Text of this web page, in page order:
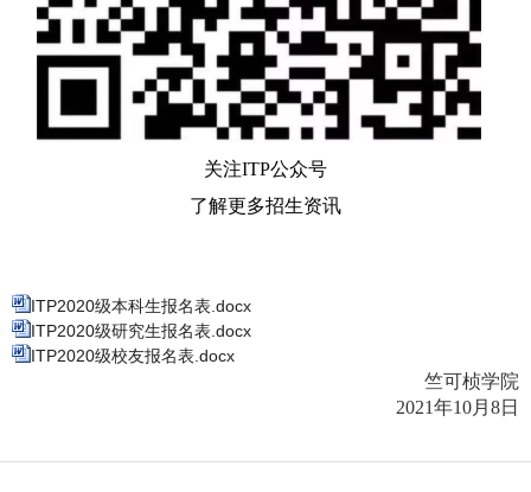
关注ITP公众号
了解更多招生资讯
ITP2020级本科生报名表.docx
ITP2020级研究生报名表.docx
ITP2020级校友报名表.docx
竺可桢学院
2021年10月 8日